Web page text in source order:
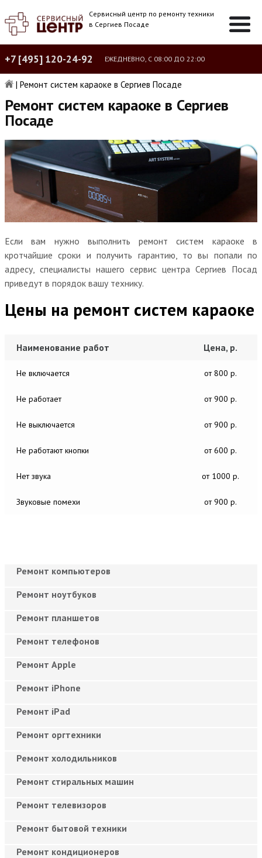
Сервисный центр по ремонту техники
в Сергиев Посаде
+7 [495] 120-24-92 ЕЖЕДНЕВНО, С 08:00 ДО 22:00
| Ремонт систем караоке в Сергиев Посаде
Ремонт систем караоке в Сергиев
Посаде
Если вам нужно выполнить ремонт систем караоке в
кротчайшие сроки и получить гарантию, то вы попали по
адресу, специалисты нашего сервис центра Сергиев Посад
приведут в порядок вашу технику.
Цены на ремонт систем караоке
Наименование работ Цена, р.
Не включается от 800 р.
Не работает от 900 р.
Не выключается от 900 р.
Не работают кнопки от 600 р.
Нет звука от 1000 р.
Звуковые помехи от 900 р.
Ремонт компьютеров
Ремонт ноутбуков
Ремонт планшетов
Ремонт телефонов
Ремонт Apple
Ремонт iPhone
Ремонт iPad
Ремонт оргтехники
Ремонт холодильников
Ремонт стиральных машин
Ремонт телевизоров
Ремонт бытовой техники
Ремонт кондиционеров